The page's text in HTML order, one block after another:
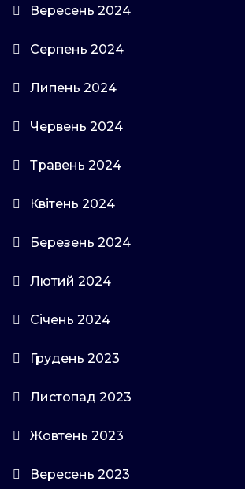
Вересень 2024
Серпень 2024
Липень 2024
Червень 2024
Травень 2024
Квітень 2024
Березень 2024
Лютий 2024
Січень 2024
Грудень 2023
Листопад 2023
Жовтень 2023
Вересень 2023